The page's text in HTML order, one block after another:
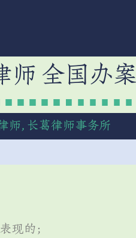
师 全国办案
师 长葛律师事务所
现的；